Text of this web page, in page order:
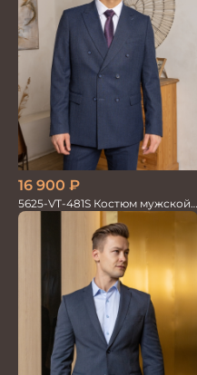
16 900 ₽
5625-VT-481S Костюм мужской
двойка